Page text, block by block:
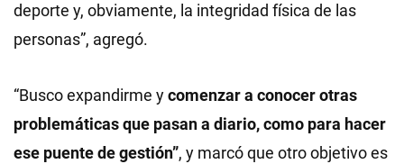
deporte y, obviamente, la integridad física de las
personas”, agregó.
“Busco expandirme ycomenzar a conocer otras
problemáticas que pasan a diario, como para hacer
ese puente de gestión”, y marcó que otro objetivo es